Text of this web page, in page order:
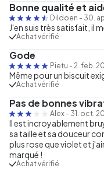
Bonne qualité et
Dildoen - 30.
J'en suis très satisfait, il
Achat vérifié
Gode
Pietu - 2. feb.
Même pour un biscuit
Achat vérifié
Pas de bonnes
Alex - 31. oct.
Il est incroyablement
sa taille et sa douceur
plus rose que violet et
marqué !
Achat vérifié